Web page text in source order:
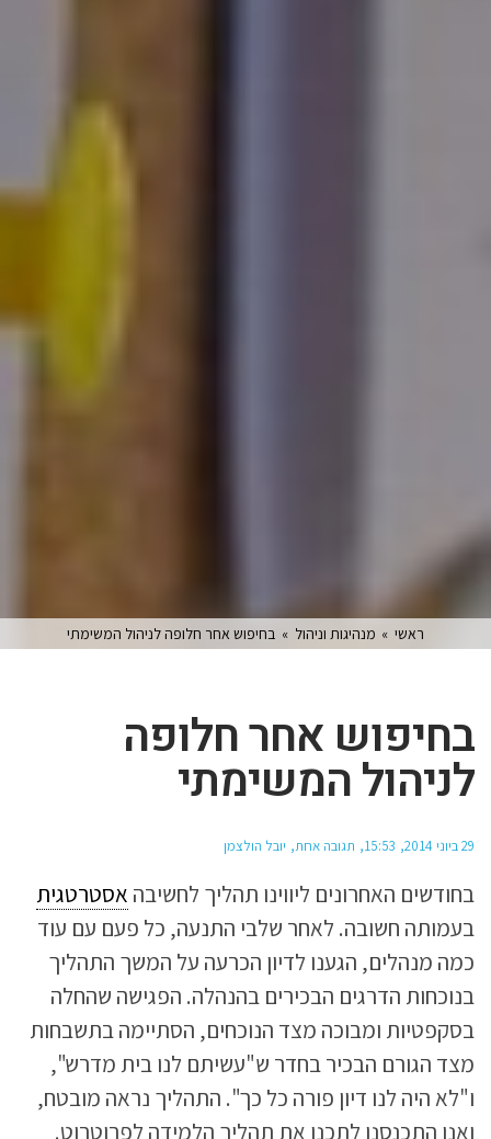
ראשי » מנהיגות וניהול » בחיפוש אחר חלופה לניהול המשימתי
בחיפוש אחר חלופה
לניהול המשימתי
29 ביוני 2014 15:53 תגובה אחת יובל הולצמן
בחודשים האחרונים ליווינו תהליך לחשיבה אסטרטגית
בעמותה חשובה. לאחר שלבי התנעה, כל פעם עם עוד
כמה מנהלים, הגענו לדיון הכרעה על המשך התהליך
בנוכחות הדרגים הבכירים בהנהלה. הפגישה שהחלה
בסקפטיות ומבוכה מצד הנוכחים, הסתיימה בתשבחות
מצד הגורם הבכיר בחדר ש"עשיתם לנו בית מדרש",
ו"לא היה לנו דיון פורה כל כך". התהליך נראה מובטח,
ואנו התכנסנו לתכנן את תהליך הלמידה לפרוטרוט.